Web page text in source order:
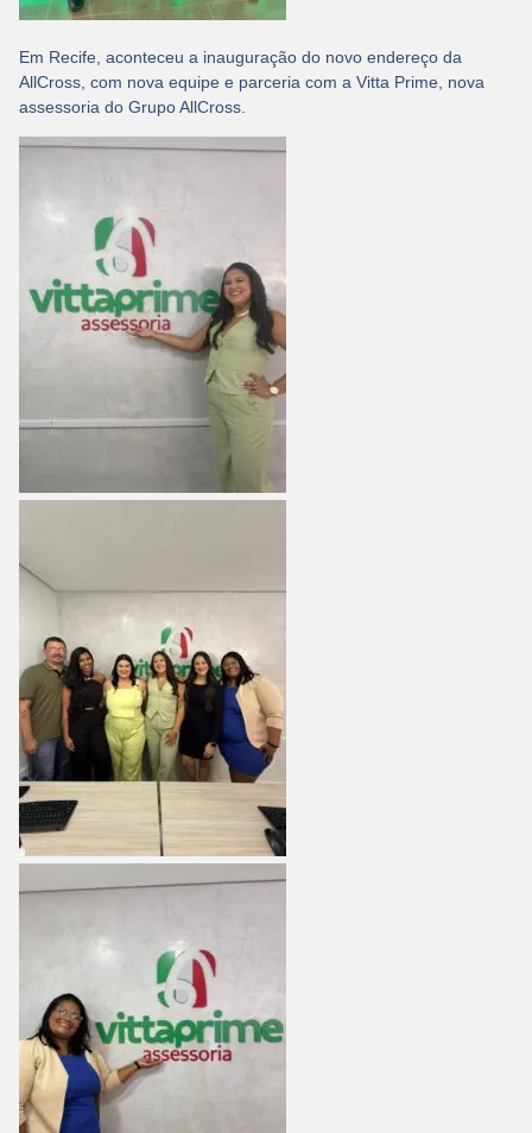
Em Recife, aconteceu a inauguração do novo endereço da
AllCross, com nova equipe e parceria com a Vitta Prime, nova
assessoria do Grupo AllCross.